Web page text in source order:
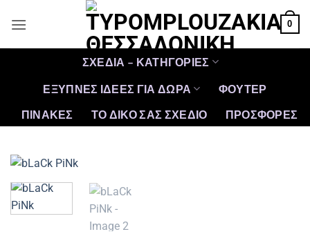
στο
0
ΣΧΕΔΙΑ – ΚΑΤΗΓΟΡΙΕΣ
ΕΞΥΠΝΕΣ ΙΔΕΕΣ ΓΙΑ ΔΩΡΑ
ΦΟΥΤΕΡ
ΠΙΝΑΚΕΣ
ΤΟ ΔΙΚΟ ΣΑΣ ΣΧΕΔΙΟ ΠΡΟΣΦΟΡΈΣ